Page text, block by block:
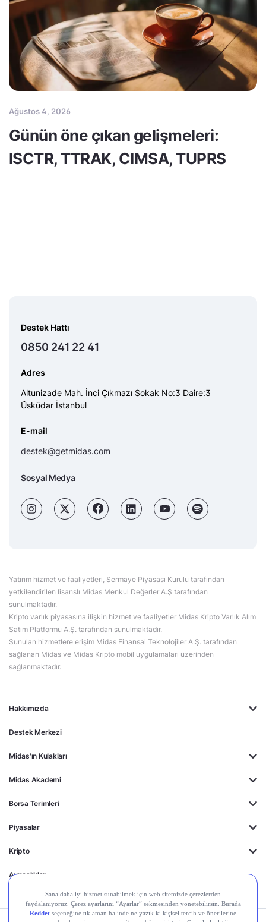
Ağustos 4, 2026
Günün öne çıkan gelişmeleri:
ISCTR, TTRAK, CIMSA, TUPRS
Hakkımızda
Destek Merkezi
Midas'ın Kulakları
Midas Akademi
Borsa Terimleri
Piyasalar
Kripto
Ayrıcalıklar
Destek Hattı
0850 241 22 41
Adres
Altunizade Mah. İnci Çıkmazı Sokak No:3 Daire:3
Üsküdar İstanbul
E-mail
destek@getmidas.com
Sosyal Medya
Yatırım hizmet ve faaliyetleri, Sermaye Piyasası Kurulu tarafından
yetkilendirilen lisanslı Midas Menkul Değerler A.Ş tarafından
sunulmaktadır.
Kripto varlık piyasasına ilişkin hizmet ve faaliyetler Midas Kripto Varlık Alım
Satım Platformu A.Ş. tarafından sunulmaktadır.
Sunulan hizmetlere erişim Midas Finansal Teknolojiler A.Ş. tarafından
sağlanan Midas ve Midas Kripto mobil uygulamaları üzerinden
sağlanmaktadır.